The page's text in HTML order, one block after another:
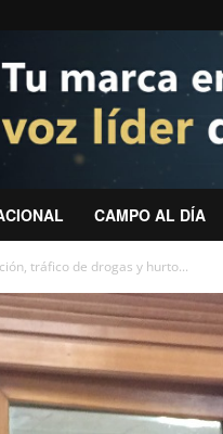
CAMPO AL DÍA
tráfico de drogas y hurto...